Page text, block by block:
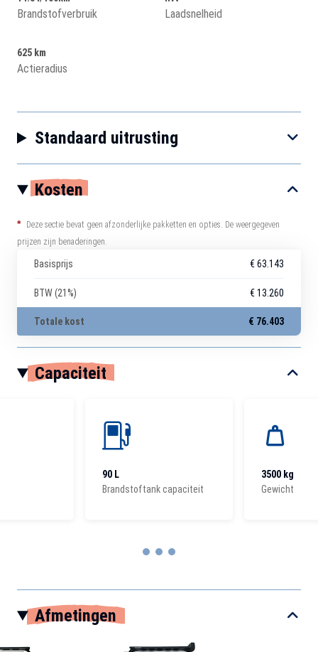
Brandstofverbruik Laadsnelheid
625 km
Actieradius
Standaard uitrusting
Kosten
*
Deze sectie bevat geen afzonderlijke pakketten en opties. De weergegeven
prijzen zijn benaderingen.
Basisprijs € 63.143
BTW (21%) € 13.260
Totale kost € 76.403
Capaciteit
90 L
Brandstoftank capaciteit
3500 kg
Gewicht
Afmetingen